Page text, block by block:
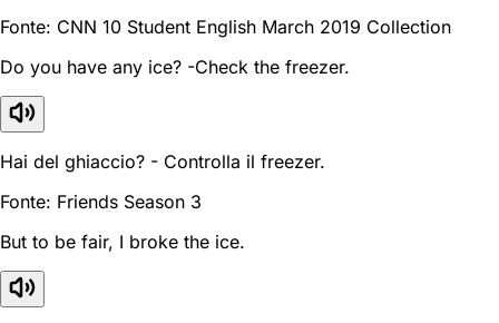
Fonte: CNN 10 Student English March 2019 Collection
Do you have any ice? -Check the freezer.
Hai del ghiaccio? - Controlla il freezer.
Fonte: Friends Season 3
But to be fair, I broke the ice.